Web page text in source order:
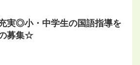
実◎小・中学生の国語指導を
募集☆